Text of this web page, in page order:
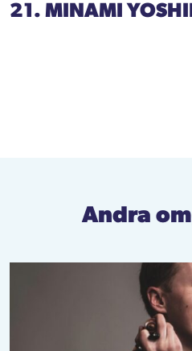
21. MINAMI
Andra